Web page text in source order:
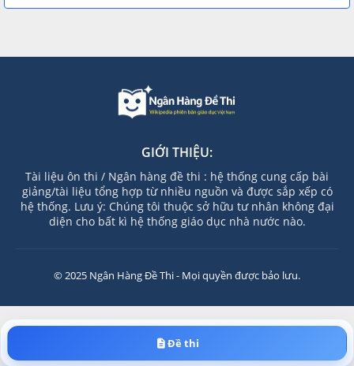
GIỚI THIỆU:
Tài liệu ôn thi / Ngân hàng đề thi : hệ thống cung cấp bài
giảng/tài liệu tổng hợp từ nhiều nguồn và được sắp xếp có
hệ thống. Lưu ý: Chúng tôi thuộc sở hữu tư nhân không đại
diện cho bất kì hệ thống giáo dục nhà nước nào.
© 2025 Ngân Hàng Đề Thi - Mọi quyền được bảo lưu.
Đề thi